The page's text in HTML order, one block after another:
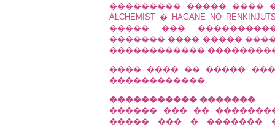
��������� ����� ����
ALCHEMIST � HAGANE NO
����� ���
������� ���� �����
������������
���� ���� �� �����
������������:
����������� �������
������ ��� ��
����� ��� � �������